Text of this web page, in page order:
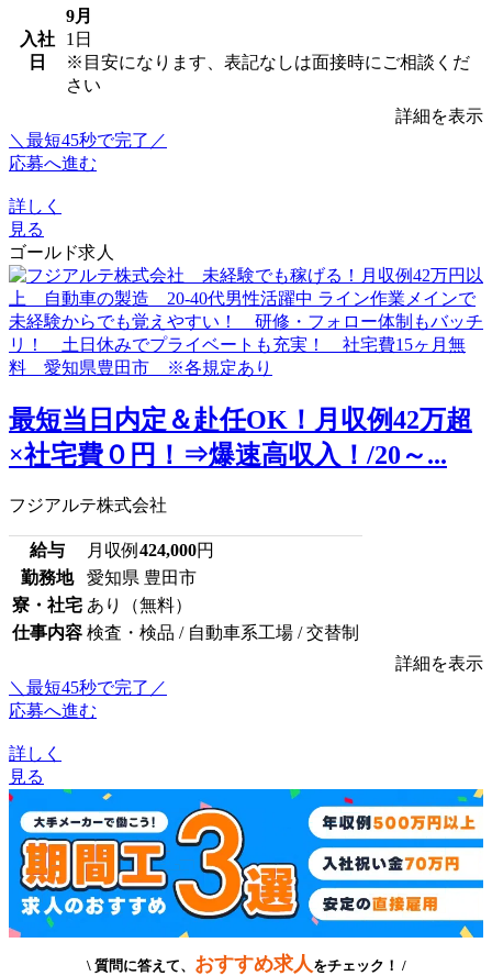
入社
日
9月
1日
※目安になります、表記なしは面接時にご相談くだ
さい
詳細を表示
＼最短45秒で完了／
応募へ進む
詳しく
見る
ゴールド求人
最短当日内定＆赴任OK！月収例42万超
×社宅費０円！⇒爆速高収入！/20～...
フジアルテ株式会社
給与 月収例 424,000円
勤務地
愛知県 豊田市
寮・社宅 あり（無料）
仕事内容 検査・検品 / 自動車系工場 / 交替制
詳細を表示
＼最短45秒で完了／
応募へ進む
詳しく
見る
\ 質問に答えて、 おすすめ求人 をチェック！ /